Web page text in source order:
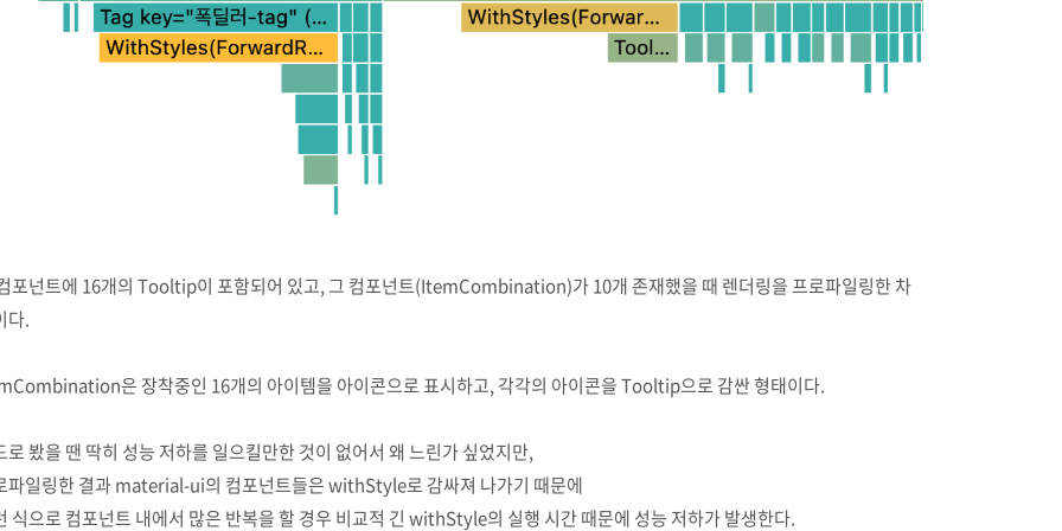
포넌트에 16개의 Tooltip이 포함되어 있고, 그 컴포넌트(ItemCombination)가 10개 존재했을 때 렌더링을 프로파일링한 차
다.
은 장착중인 16개의 아이템을 아이콘으로 표시하고, 각각의 아이콘을 Tooltip으로 감싼 형태이다.
로 봤을 땐 딱히 성능 저하를 일으킬만한 것이 없어서 왜 느린가 싶었지만,
파일링한 결과 material-ui의 컴포넌트들은 withStyle로 감싸져 나가기 때문에
식으로 컴포넌트 내에서 많은 반복을 할 경우 비교적 긴 withStyle의 실행 시간 때문에 성능 저하가 발생한다.